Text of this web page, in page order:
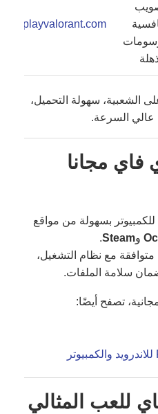
playvalorant.com
الشعبية، سهولة التحميل،
عالي السرعة.
فاي مجانا
بسهولة من مواقع
وSteam
.
متوافقة مع نظام التشغيل،
سلامة الملفات.
تصفح أيضًا:
للعب المثالي